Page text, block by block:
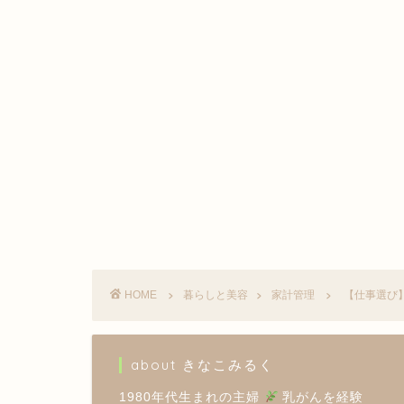
HOME 暮らしと美容 家計管理 【仕事選び
about きなこみるく
1980年代生まれの主婦 乳がんを経験